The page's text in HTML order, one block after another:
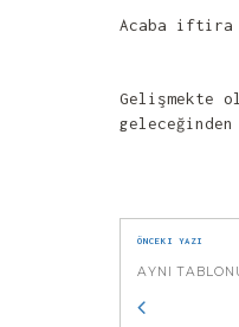
Acaba iftira
Gelişmekte
ÖNCEKI YAZI
AYNI